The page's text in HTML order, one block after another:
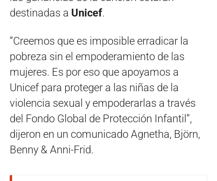
destinadas a Unicef.
“Creemos que es imposible erradicar la
pobreza sin el empoderamiento de las
mujeres. Es por eso que apoyamos a
Unicef para proteger a las niñas de la
violencia sexual y empoderarlas a través
del Fondo Global de Protección Infantil”,
dijeron en un comunicado Agnetha, Björn,
Benny & Anni-Frid.